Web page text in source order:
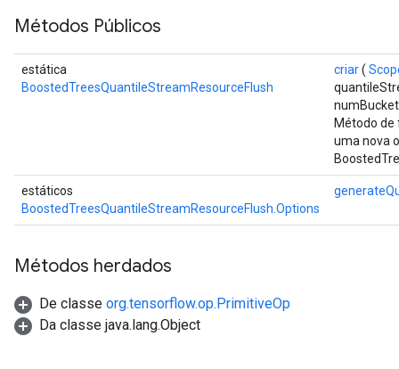
Métodos Públicos
estática
BoostedTreesQuantileStreamResourceFlush
criar(
Método de
uma nova
estáticos
BoostedTreesQuantileStreamResourceFlush.Options
Métodos herdados
De classe org.tensorflow.op.PrimitiveOp
Da classe java.lang.Object